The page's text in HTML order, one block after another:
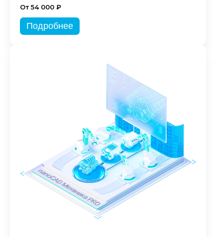
От 54 000 ₽
Подробнее